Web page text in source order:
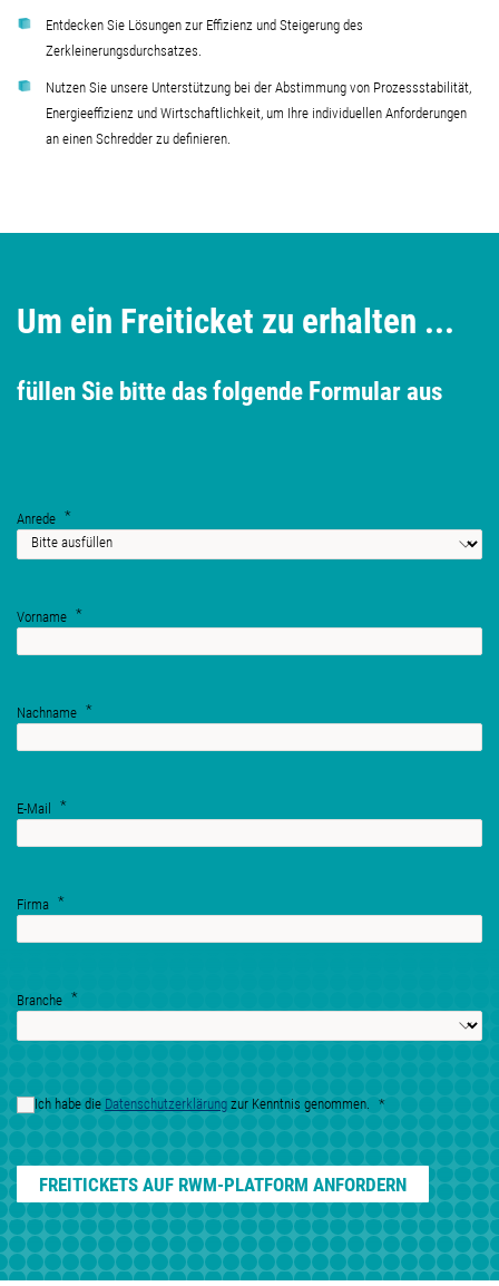
Entdecken Sie Lösungen zur Effizienz und Steigerung des
Zerkleinerungsdurchsatzes.
Nutzen Sie unsere Unterstützung bei der Abstimmung von Prozessstabilität,
Energieeffizienz und Wirtschaftlichkeit, um Ihre individuellen Anforderungen
an einen Schredder zu definieren.
Um ein Freiticket zu erhalten ...
füllen Sie bitte das folgende Formular aus
Anrede
Vorname
Nachname
E-Mail
Firma
Branche
Ich habe die Datenschutzerklärungzur Kenntnis genommen.
FREITICKETS AUF RWM-PLATFORM ANFORDERN